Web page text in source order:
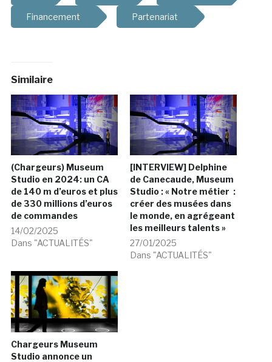
Financement Partenariat
Similaire
(Chargeurs) Museum
Studio en 2024: un CA
de 140 m d’euros et plus
de 330 millions d’euros
de commandes
14/02/2025
Dans "ACTUALITÉS"
[INTERVIEW] Delphine
de Canecaude, Museum
Studio : « Notre métier :
créer des musées dans
le monde, en agrégeant
les meilleurs talents »
27/01/2025
Dans "ACTUALITÉS"
Chargeurs Museum
Studio annonce un